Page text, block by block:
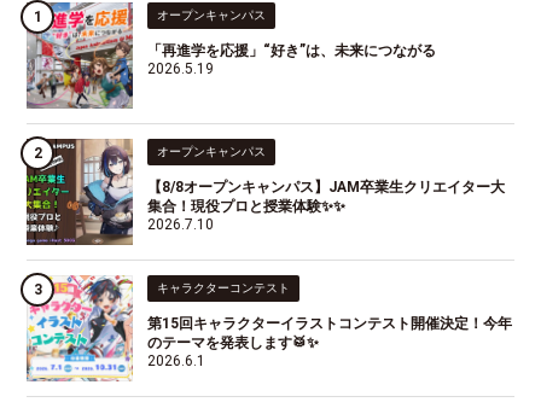
オープンキャンパス
「再進学を応援」“好き”は、未来につながる
2026.5.19
オープンキャンパス
【8/8オープンキャンパス】JAM卒業生クリエイター大
集合！現役プロと授業体験✨✨
2026.7.10
キャラクターコンテスト
第15回キャラクターイラストコンテスト開催決定！今年
のテーマを発表します🥁✨
2026.6.1